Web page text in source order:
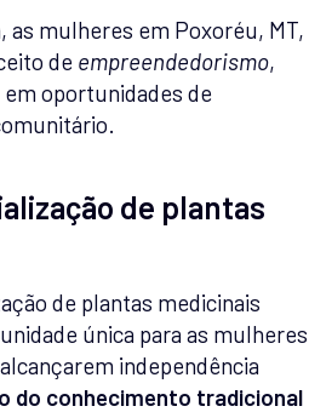
as mulheres em Poxoréu, MT,
de empreendedorismo,
oportunidades de
de plantas
de plantas medicinais
única para as mulheres
independência
do conhecimento tradicional